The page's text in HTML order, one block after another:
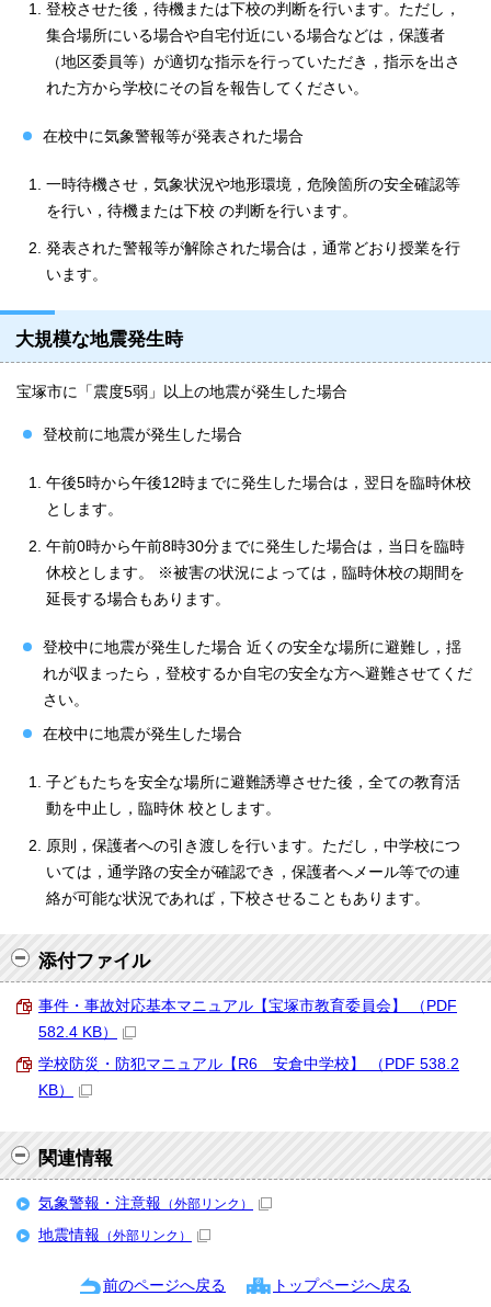
登校させた後，待機または下校の判断を行います。ただし，
集合場所にいる場合や自宅付近にいる場合などは，保護者
（地区委員等）が適切な指示を行っていただき，指示を出さ
れた方から学校にその旨を報告してください。
在校中に気象警報等が発表された場合
一時待機させ，気象状況や地形環境，危険箇所の安全確認等
を行い，待機または下校 の判断を行います。
発表された警報等が解除された場合は，通常どおり授業を行
います。
大規模な地震発生時
宝塚市に「震度5弱」以上の地震が発生した場合
登校前に地震が発生した場合
午後5時から午後12時までに発生した場合は，翌日を臨時休校
とします。
午前0時から午前8時30分までに発生した場合は，当日を臨時
休校とします。 ※被害の状況によっては，臨時休校の期間を
延長する場合もあります。
登校中に地震が発生した場合 近くの安全な場所に避難し，揺
れが収まったら，登校するか自宅の安全な方へ避難させてくだ
さい。
在校中に地震が発生した場合
子どもたちを安全な場所に避難誘導させた後，全ての教育活
動を中止し，臨時休 校とします。
原則，保護者への引き渡しを行います。ただし，中学校につ
いては，通学路の安全が確認でき，保護者へメール等での連
絡が可能な状況であれば，下校させることもあります。
添付ファイル
事件・事故対応基本マニュアル【宝塚市教育委員会】 （PDF
582.4 KB）
学校防災・防犯マニュアル【R6 安倉中学校】 （PDF 538.2
KB）
関連情報
気象警報・注意報 （外部リンク）
地震情報 （外部リンク）
前のページへ戻る トップページへ戻る